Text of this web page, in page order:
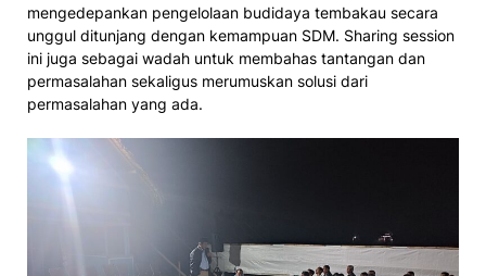
mengedepankan pengelolaan budidaya tembakau secara
unggul ditunjang dengan kemampuan SDM. Sharing session
ini juga sebagai wadah untuk membahas tantangan dan
permasalahan sekaligus merumuskan solusi dari
permasalahan yang ada.